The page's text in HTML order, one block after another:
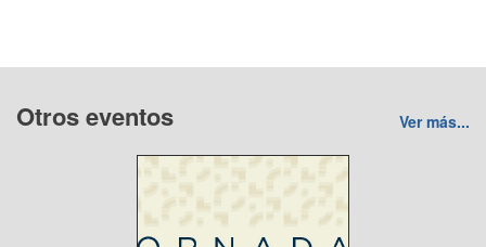
Otros eventos Ver más...